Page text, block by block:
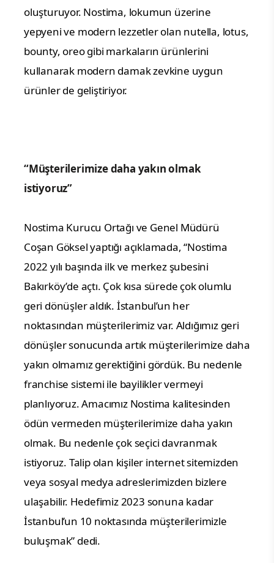
oluşturuyor. Nostima, lokumun üzerine
yepyeni ve modern lezzetler olan nutella, lotus,
bounty, oreo gibi markaların ürünlerini
kullanarak modern damak zevkine uygun
ürünler de geliştiriyor.
“Müşterilerimize daha yakın olmak
istiyoruz”
Nostima Kurucu Ortağı ve Genel Müdürü
Coşan Göksel yaptığı açıklamada, “Nostima
2022 yılı başında ilk ve merkez şubesini
Bakırköy’de açtı. Çok kısa sürede çok olumlu
geri dönüşler aldık. İstanbul’un her
noktasından müşterilerimiz var. Aldığımız geri
dönüşler sonucunda artık müşterilerimize daha
yakın olmamız gerektiğini gördük. Bu nedenle
franchise sistemi ile bayilikler vermeyi
planlıyoruz. Amacımız Nostima kalitesinden
ödün vermeden müşterilerimize daha yakın
olmak. Bu nedenle çok seçici davranmak
istiyoruz. Talip olan kişiler internet sitemizden
veya sosyal medya adreslerimizden bizlere
ulaşabilir. Hedefimiz 2023 sonuna kadar
İstanbul’un 10 noktasında müşterilerimizle
buluşmak” dedi.